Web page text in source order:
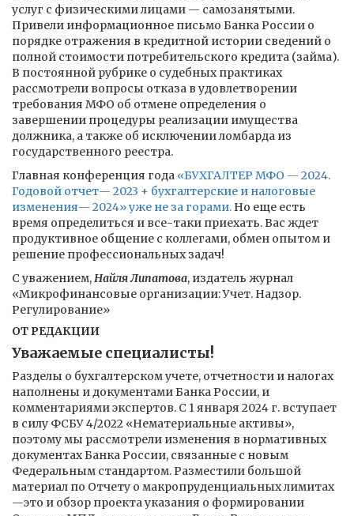
услуг с физическими лицами — самозанятыми.
Привели информационное письмо Банка России о
порядке отражения в кредитной истории сведений о
полной стоимости потребительского кредита (займа).
В постоянной рубрике о судебных практиках
рассмотрели вопросы отказа в удовлетворении
требования МФО об отмене определения о
завершении процедуры реализации имущества
должника, а также об исключении ломбарда из
государственного реестра.
Главная конференция года «БУХГАЛТЕР МФО — 2024.
Годовой отчет— 2023 + бухгалтерские и налоговые
изменения— 2024» уже не за горами. Но еще есть
время определиться и все-таки приехать. Вас ждет
продуктивное общение с коллегами, обмен опытом и
решение профессиональных задач!
С уважением,Найля Липатова, издатель журнал
«Микрофинансовые организации: Учет. Надзор.
Регулирование»
ОТ РЕДАКЦИИ
Уважаемые специалисты!
Разделы о бухгалтерском учете, отчетности и налогах
наполнены и документами Банка России, и
комментариями экспертов. С 1 января 2024 г. вступает
в силу ФСБУ 4/2022 «Нематериальные активы»,
поэтому мы рассмотрели изменения в нормативных
документах Банка России, связанные с новым
Федеральным стандартом. Разместили большой
материал по Отчету о макропруденциальных лимитах
—это и обзор проекта указания о формировании